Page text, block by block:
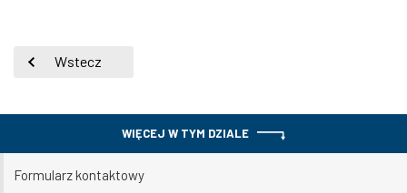
WIĘCEJ W TYM DZIALE
Formularz kontaktowy
Wstecz